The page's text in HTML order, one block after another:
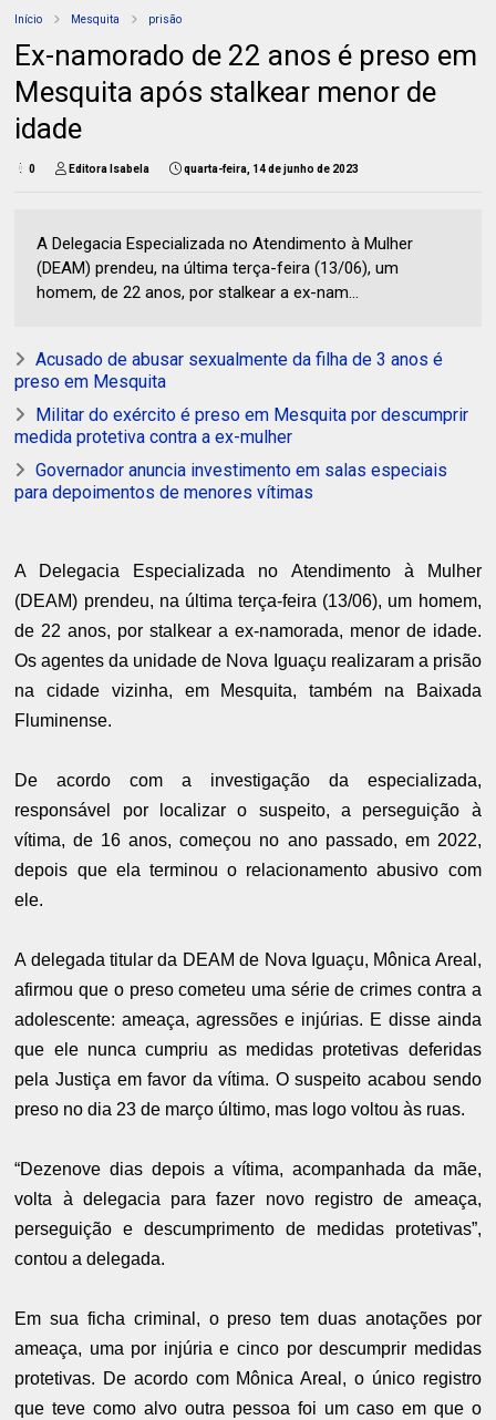
Início Mesquita prisão
Ex-namorado de 22 anos é preso em
Mesquita após stalkear menor de
idade
0 Editora Isabela quarta-feira, 14 de junho de 2023
A Delegacia Especializada no Atendimento à Mulher
(DEAM) prendeu, na última terça-feira (13/06), um
homem, de 22 anos, por stalkear a ex-nam...
Acusado de abusar sexualmente da filha de 3 anos é
preso em Mesquita
Militar do exército é preso em Mesquita por descumprir
medida protetiva contra a ex-mulher
Governador anuncia investimento em salas especiais
para depoimentos de menores vítimas
A Delegacia Especializada no Atendimento à Mulher
(DEAM) prendeu, na última terça-feira (13/06), um homem,
de 22 anos, por stalkear a ex-namorada, menor de idade.
Os agentes da unidade de Nova Iguaçu realizaram a prisão
na cidade vizinha, em Mesquita, também na Baixada
Fluminense.
De acordo com a investigação da especializada,
responsável por localizar o suspeito, a perseguição à
vítima, de 16 anos, começou no ano passado, em 2022,
depois que ela terminou o relacionamento abusivo com
ele.
A delegada titular da DEAM de Nova Iguaçu, Mônica Areal,
afirmou que o preso cometeu uma série de crimes contra a
adolescente: ameaça, agressões e injúrias. E disse ainda
que ele nunca cumpriu as medidas protetivas deferidas
pela Justiça em favor da vítima. O suspeito acabou sendo
preso no dia 23 de março último, mas logo voltou às ruas.
“Dezenove dias depois a vítima, acompanhada da mãe,
volta à delegacia para fazer novo registro de ameaça,
perseguição e descumprimento de medidas protetivas”,
contou a delegada.
Em sua ficha criminal, o preso tem duas anotações por
ameaça, uma por injúria e cinco por descumprir medidas
protetivas. De acordo com Mônica Areal, o único registro
que teve como alvo outra pessoa foi um caso em que o